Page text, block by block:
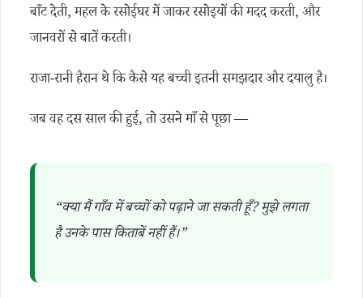
बाँट देती, महल के रसोईघर में जाकर रसोइयों की मदद करती, और
जानवरों से बातें करती।
राजा-रानी हैरान थे कि कैसे यह बच्ची इतनी समझदार और दयालु है।
जब वह दस साल की हुई, तो उसने माँ से पूछा —
“क्या मैं गाँव में बच्चों को पढ़ाने जा सकती हूँ? मुझे लगता
है उनके पास किताबें नहीं हैं।”